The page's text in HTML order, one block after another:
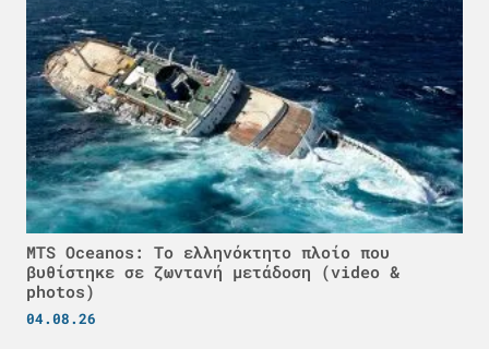
MTS Oceanos: Το ελληνόκτητο πλοίο που
βυθίστηκε σε ζωντανή μετάδοση (video &
photos)
04.08.26